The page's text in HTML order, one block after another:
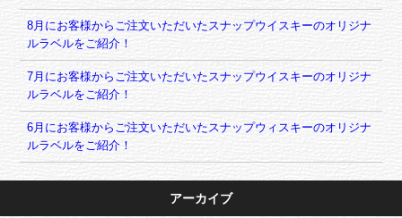
8月にお客様からご注文いただいたスナップウイスキーのオリジナ
ルラベルをご紹介！
7月にお客様からご注文いただいたスナップウイスキーのオリジナ
ルラベルをご紹介！
6月にお客様からご注文いただいたスナップウィスキーのオリジナ
ルラベルをご紹介！
アーカイブ